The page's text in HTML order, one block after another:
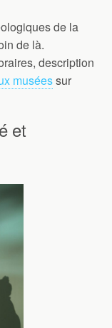
de la
de là.
description
muséessur
et